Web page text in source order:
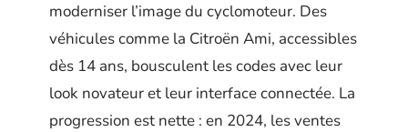
moderniser l’image du cyclomoteur. Des
véhicules comme la Citroën Ami, accessibles
dès 14 ans, bousculent les codes avec leur
look novateur et leur interface connectée. La
progression est nette : en 2024, les ventes